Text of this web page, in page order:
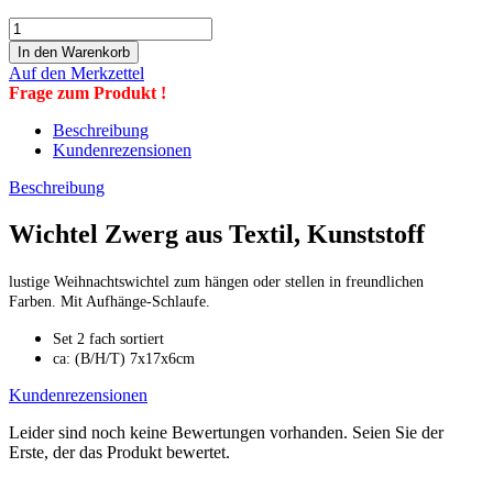
Auf den Merkzettel
Frage zum Produkt !
Beschreibung
Kundenrezensionen
Beschreibung
Wichtel Zwerg aus Textil, Kunststoff
lustige Weihnachtswichtel zum hängen oder stellen in freundlichen
Farben. Mit Aufhänge-Schlaufe.
Set 2 fach sortiert
ca: (B/H/T) 7x17x6cm
Kundenrezensionen
Leider sind noch keine Bewertungen vorhanden. Seien Sie der
Erste, der das Produkt bewertet.